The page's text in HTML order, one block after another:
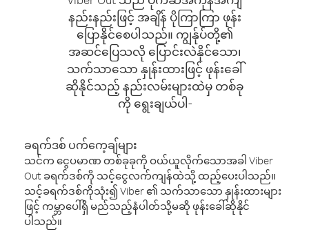
နည်းနည်းဖြင့် အချိန် ပိုကြာကြာ ဖုန်း
ပြောနိုင်စေပါသည်။ ကျွန်ုပ်တို့၏
အဆင်ပြေသလို ပြောင်းလဲနိုင်သော၊
သက်သာသော နှုန်းထားဖြင့် ဖုန်းခေါ်
ဆိုနိုင်သည့် နည်းလမ်းများထဲမှ တစ်ခု
ကို ရွေးချယ်ပါ-
ခရက်ဒစ် ပက်ကေ့ချ်များ
သင်က ငွေပမာဏ တစ်ခုခုကို ဝယ်ယူလိုက်သောအခါ Viber
Out ခရက်ဒစ်ကို သင့်ငွေလက်ကျန်ထဲသို့ ထည့်ပေးပါသည်။
သင့်ခရက်ဒစ်ကိုသုံး၍ Viber ၏ သက်သာသော နှုန်းထားများ
ဖြင့် ကမ္ဘာပေါ်ရှိ မည်သည့်နံပါတ်သို့မဆို ဖုန်းခေါ်ဆိုနိုင်
ပါသည်။